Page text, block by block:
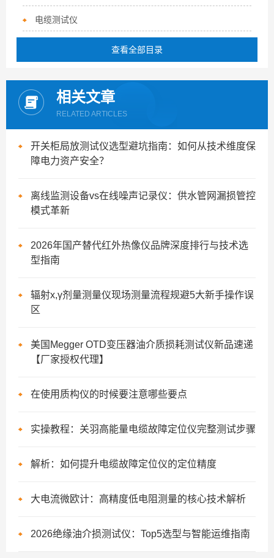
电缆测试仪
查看全部目录
相关文章
RELATED ARTICLES
开关柜局放测试仪选型避坑指南：如何从技术维度保
障电力资产安全？
离线监测设备vs在线噪声记录仪：供水管网漏损管控
模式革新
2026年国产替代红外热像仪品牌深度排行与技术选
型指南
辐射x,γ剂量测量仪现场测量流程规避5大新手操作误
区
美国Megger OTD变压器油介质损耗测试仪新品速递
【厂家授权代理】
在使用质构仪的时候要注意哪些要点
实操教程：关羽高能量电缆故障定位仪完整测试步骤
解析：如何提升电缆故障定位仪的定位精度
大电流微欧计：高精度低电阻测量的核心技术解析
2026绝缘油介损测试仪：Top5选型与智能运维指南